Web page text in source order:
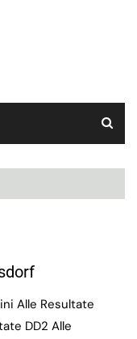
Alle Resultate
DD2 Alle